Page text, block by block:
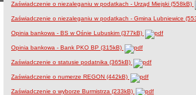
Zaświadczenie o niezaleganiu w podatkach - Urząd Miejski (558kB)
Zaświadczenie o niezaleganiu w podatkach - Gmina Lubniewice
Opinia bankowa - BS w Ośnie Lubuskim (377kB)
Opinia bankowa - Bank PKO BP (315kB)
Zaświadczenie o statusie podatnika (365kB)
Zaświadczenie o numerze REGON (442kB)
Zaświadczenie o wyborze Burmistrza (233kB)